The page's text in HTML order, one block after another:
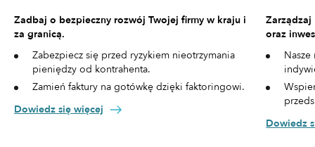
Zadbaj o bezpieczny rozwój Twojej firmy w kraju i
za granicą.
Zabezpiecz się przed ryzykiem nieotrzymania
pieniędzy od kontrahenta.
Zamień faktury na gotówkę dzięki faktoringowi.
Dowiedz się więcej
oraz
Dowiedz